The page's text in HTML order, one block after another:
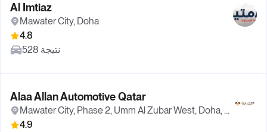
Al Imtiaz
Mawater City, Doha
4.8
528 نتيجة
Alaa Allan Automotive Qatar
Mawater City, Phase 2, Umm Al Zubar West, Doha, Doha
4.9